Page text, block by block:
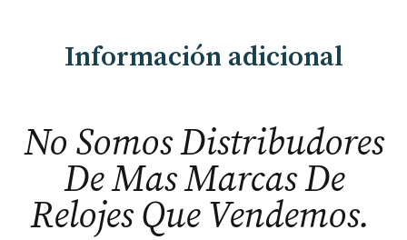
Información adicional
No Somos Distribudores
De Mas Marcas De
Relojes Que Vendemos.